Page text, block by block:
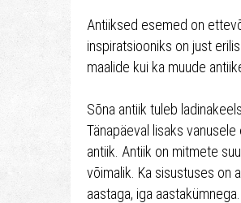
Antiiksed esemed on
inspiratsiooniks on just
maalide kui ka muude
Sõna antiik tuleb
Tänapäeval lisaks
antiik. Antiik on mitmete
võimalik. Ka sisustuses on
aastaga, iga aastakümnega.